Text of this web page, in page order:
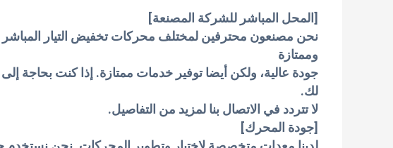
[المحل المباشر للشركة المصنعة]
وممتازة
جودة عالية، ولكن أيضا توفير خدمات ممتازة. إذا كنت بحاجة
لك.
لا تتردد في الاتصال بنا لمزيد من التفاصيل.
[جودة المحرك]